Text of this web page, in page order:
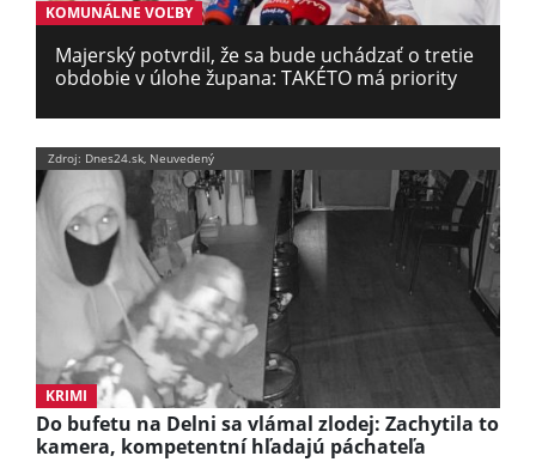
KOMUNÁLNE VOĽBY
Majerský potvrdil, že sa bude uchádzať o tretie
obdobie v úlohe župana: TAKÉTO má priority
Zdroj: Dnes24.sk, Neuvedený
KRIMI
Do bufetu na Delni sa vlámal zlodej: Zachytila to
kamera, kompetentní hľadajú páchateľa